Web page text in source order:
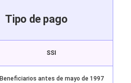
Tipo de pago
SSI
Beneficiarios antes de mayo de 1997